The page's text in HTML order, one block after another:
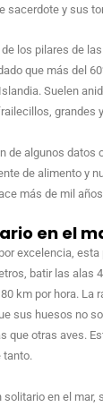
sacerdote y sus
los pilares de
que más del
Suelen
grandes
de algunos datos
de alimento y
más de mil
en el
excelencia,
batir las alas
km por hora. La
sus huesos no
que otras aves.
tanto.
solitario en el mar,